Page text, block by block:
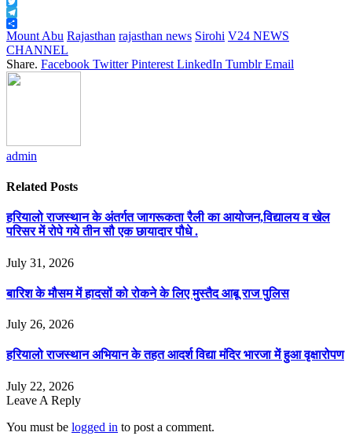
Twitter
Telegram
Share
Mount Abu Rajasthan rajasthan news Sirohi V24 NEWS
CHANNEL
Share. Facebook Twitter Pinterest LinkedIn Tumblr Email
admin
Related Posts
हरियालो राजस्थान के अंतर्गत जागरूकता रैली का आयोजन,विद्यालय व खेल
परिसर में रोपे गये तीन सौ एक छायादार पौधे .
July 31, 2026
बारिश के मौसम में हादसों को रोकने के लिए मुस्तैद आबू राज पुलिस
July 26, 2026
हरियालो राजस्थान अभियान के तहत आदर्श विद्या मंदिर भारजा में हुआ वृक्षारोपण
July 22, 2026
Leave A Reply
You must be logged in to post a comment.